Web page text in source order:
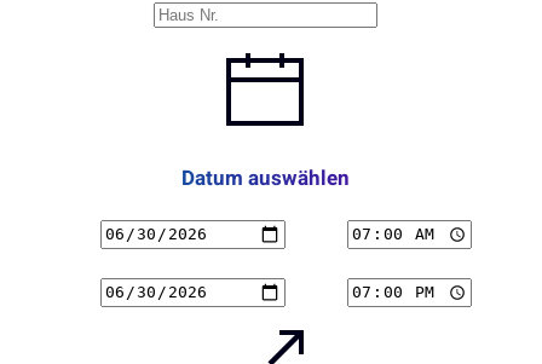
Datum auswählen